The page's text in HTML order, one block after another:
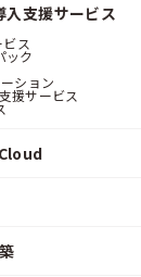
支援サービス
ス
ック
ション
援サービス